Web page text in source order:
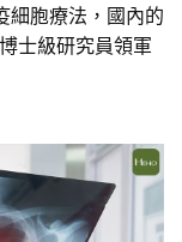
細胞療法，國內的
士級研究員領軍